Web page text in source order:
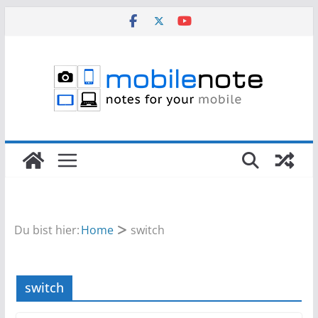
Du bist hier:Home switch
switch